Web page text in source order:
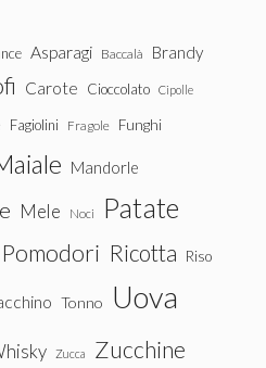
Asparagi Baccalà Brandy
Carote Cioccolato Cipolle
Fagiolini Fragole Funghi
Mandorle
Mele Noci Patate
Pomodori Ricotta Riso
Tonno Uova
Zucca Zucchine